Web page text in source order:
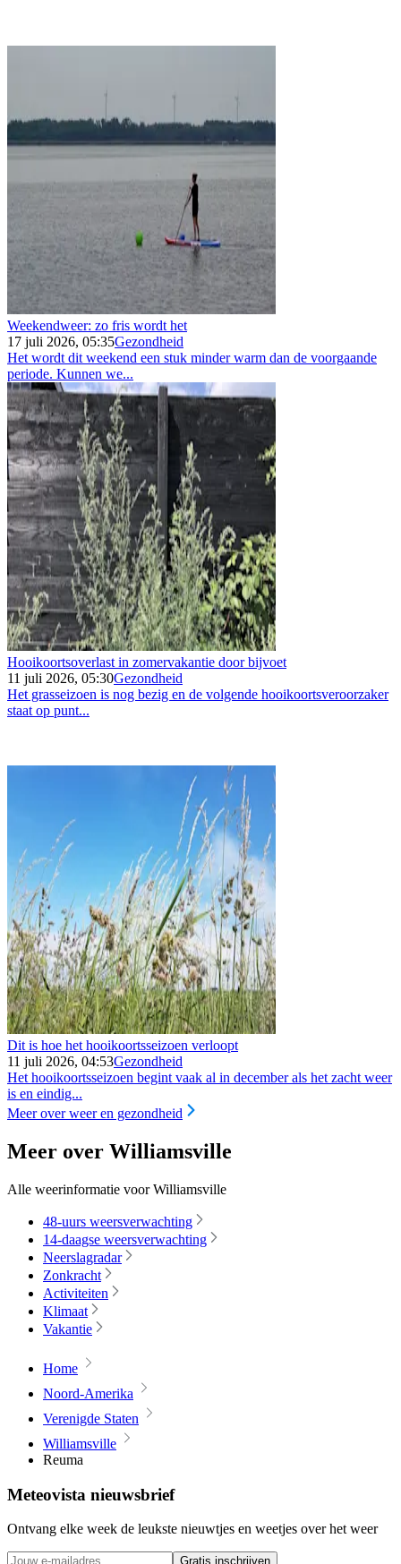
Weekendweer: zo fris wordt het
17 juli 2026, 05:35Gezondheid
Het wordt dit weekend een stuk minder warm dan de voorgaande
periode. Kunnen we...
Hooikoortsoverlast in zomervakantie door bijvoet
11 juli 2026, 05:30Gezondheid
Het grasseizoen is nog bezig en de volgende hooikoortsveroorzaker
staat op punt...
Dit is hoe het hooikoortsseizoen verloopt
11 juli 2026, 04:53Gezondheid
Het hooikoortsseizoen begint vaak al in december als het zacht weer
is en eindig...
Meer over weer en gezondheid
Meer over Williamsville
Alle weerinformatie voor Williamsville
48-uurs weersverwachting
14-daagse weersverwachting
Neerslagradar
Zonkracht
Activiteiten
Klimaat
Vakantie
Home
Noord-Amerika
Verenigde Staten
Williamsville
Reuma
Meteovista nieuwsbrief
Ontvang elke week de leukste nieuwtjes en weetjes over het weer
Gratis inschrijven